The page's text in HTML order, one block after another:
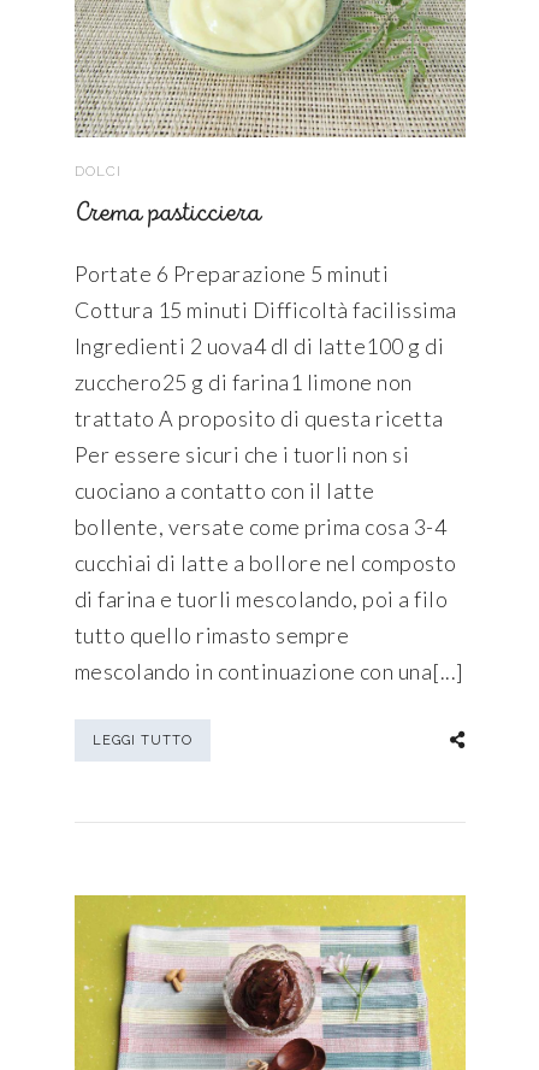
DOLCI
Crema pasticciera
Portate 6 Preparazione 5 minuti
Cottura 15 minuti Difficoltà facilissima
Ingredienti 2 uova4 dl di latte100 g di
zucchero25 g di farina1 limone non
trattato A proposito di questa ricetta
Per essere sicuri che i tuorli non si
cuociano a contatto con il latte
bollente, versate come prima cosa 3-4
cucchiai di latte a bollore nel composto
di farina e tuorli mescolando, poi a filo
tutto quello rimasto sempre
mescolando in continuazione con una[...]
LEGGI TUTTO